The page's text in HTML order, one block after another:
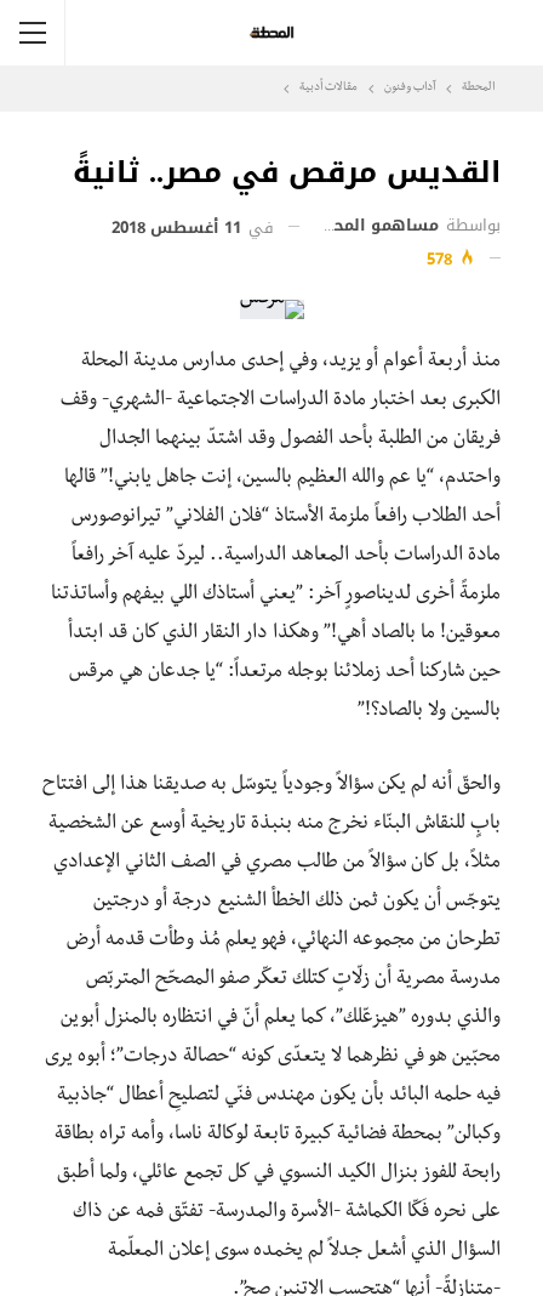
المحطة آداب وفنون مقالات أدبية
القديس مرقص في مصر.. ثانيةً
بواسطة مساهمو المحطة في 11 أغسطس 2018
منذ أربعة أعوام أو يزيد، وفي إحدى مدارس مدينة المحلة
الكبرى بعد اختبار مادة الدراسات الاجتماعية -الشهري- وقف
فريقان من الطلبة بأحد الفصول وقد اشتدّ بينهما الجدال
واحتدم، “يا عم والله العظيم بالسين، إنت جاهل يابني!” قالها
أحد الطلاب رافعاً ملزمة الأستاذ “فلان الفلاني” تيرانوصورس
مادة الدراسات بأحد المعاهد الدراسية.. ليردّ عليه آخر رافعاً
ملزمةً أخرى لديناصورٍ آخر: ”يعني أستاذك اللي بيفهم وأساتذتنا
معوقين! ما بالصاد أهي!” وهكذا دار النقار الذي كان قد ابتدأ
حين شاركنا أحد زملائنا بوجله مرتعداً: “يا جدعان هي مرقس
بالسين ولا بالصاد؟!”
والحقّ أنه لم يكن سؤالاً وجودياً يتوسّل به صديقنا هذا إلى افتتاح
بابٍ للنقاش البنّاء نخرج منه بنبذة تاريخية أوسع عن الشخصية
مثلاً، بل كان سؤالاً من طالب مصري في الصف الثاني الإعدادي
يتوجّس أن يكون ثمن ذلك الخطأ الشنيع درجة أو درجتين
تطرحان من مجموعه النهائي، فهو يعلم مُذ وطأت قدمه أرض
مدرسة مصرية أن زلّاتٍ كتلك تعكّر صفو المصحّح المتربّص
والذي بدوره ”هيزعّلك”، كما يعلم أنّ في انتظاره بالمنزل أبوين
محبّين هو في نظرهما لا يتعدّى كونه “حصالة درجات”؛ أبوه يرى
فيه حلمه البائد بأن يكون مهندس فنّي لتصليحِ أعطال “جاذبية
وكبالن” بمحطة فضائية كبيرة تابعة لوكالة ناسا، وأمه تراه بطاقة
رابحة للفوز بنزال الكيد النسوي في كل تجمع عائلي، ولما أطبق
على نحره فَكّا الكماشة -الأسرة والمدرسة- تفتّق فمه عن ذاك
السؤال الذي أشعل جدلاً لم يخمده سوى إعلان المعلّمة
-متنازلةً- أنها “هتحسب الاتنين صح”.